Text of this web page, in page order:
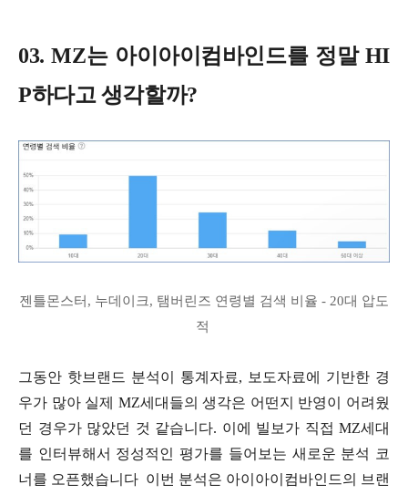
03. MZ는 아이아이컴바인드를 정말 HI
P하다고 생각할까?
젠틀몬스터, 누데이크, 탬버린즈 연령별 검색 비율 - 20대 압도
적
그동안 핫브랜드 분석이 통계자료, 보도자료에 기반한 경
우가 많아 실제 MZ세대들의 생각은 어떤지 반영이 어려웠
던 경우가 많았던 것 같습니다. 이에 빌보가 직접 MZ세대
를 인터뷰해서 정성적인 평가를 들어보는 새로운 분석 코
너를 오픈했습니다 이번 분석은 아이아이컴바인드의 브랜